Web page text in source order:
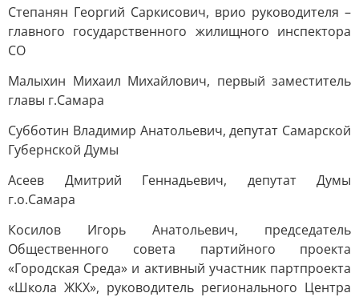
Степанян Георгий Саркисович, врио руководителя –
главного государственного жилищного инспектора
СО
Малыхин Михаил Михайлович, первый заместитель
главы г.Самара
Субботин Владимир Анатольевич, депутат Самарской
Губернской Думы
Асеев Дмитрий Геннадьевич, депутат Думы
г.о.Самара
Косилов Игорь Анатольевич, председатель
Общественного совета партийного проекта
«Городская Среда» и активный участник партпроекта
«Школа ЖКХ», руководитель регионального Центра